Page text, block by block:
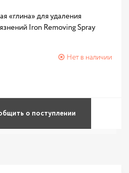
«глина» для удаления
Iron Removing Spray
Нет в наличии
о поступлении